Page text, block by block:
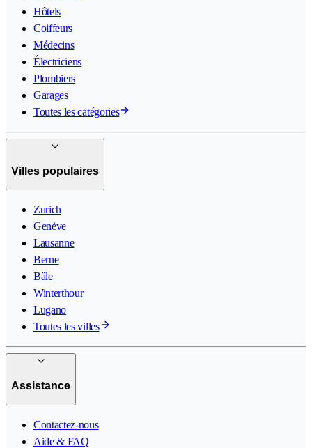
Hôtels
Coiffeurs
Médecins
Électriciens
Plombiers
Garages
Toutes les catégories
Villes populaires
Zurich
Genève
Lausanne
Berne
Bâle
Winterthour
Lugano
Toutes les villes
Assistance
Contactez-nous
Aide & FAQ